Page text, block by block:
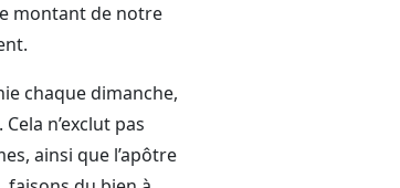
montant de notre
chaque dimanche,
n’exclut pas
ainsi que l’apôtre